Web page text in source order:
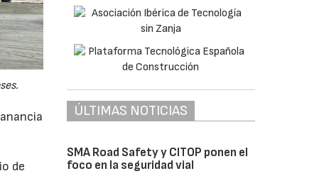
de
ÚLTIMAS NOTICIAS
SMA Road Safety y CITOP ponen el
foco en la seguridad vial